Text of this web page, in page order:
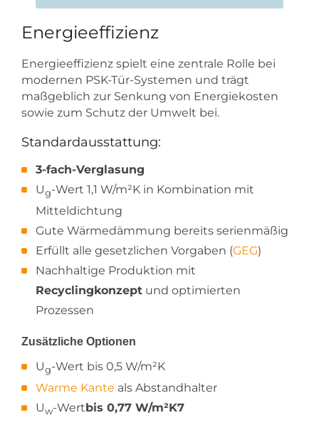
Energieeffizienz
Energieeffizienz spielt eine zentrale Rolle bei
modernen PSK-Tür-Systemen und trägt
maßgeblich zur Senkung von Energiekosten
sowie zum Schutz der Umwelt bei.
Standardausstattung:
3-fach-Verglasung
Ug-Wert 1,1 W/m²K in Kombination mit
Mitteldichtung
Gute Wärmedämmung bereits serienmäßig
Erfüllt alle gesetzlichen Vorgaben (GEG)
Nachhaltige Produktion mit
Recyclingkonzept und optimierten
Prozessen
Zusätzliche Optionen
Ug-Wert bis 0,5 W/m²K
Warme Kante als Abstandhalter
Uw-Wertbis 0,77 W/m²K7